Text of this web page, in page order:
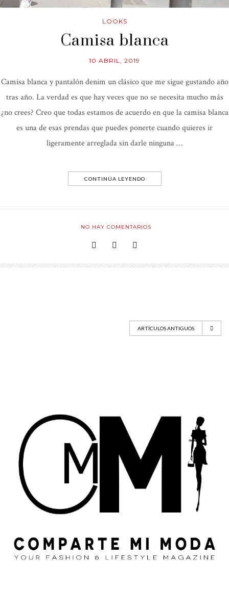
LOOKS
Camisa blanca
10 ABRIL, 2019
Camisa blanca y pantalón denim un clásico que me sigue gustando año
tras año. La verdad es que hay veces que no se necesita mucho más
¿no crees? Creo que todas estamos de acuerdo en que la camisa blanca
es una de esas prendas que puedes ponerte cuando quieres ir
ligeramente arreglada sin darle ninguna …
CONTINÚA LEYENDO
NO HAY COMENTARIOS
ARTÍCULOS ANTIGUOS